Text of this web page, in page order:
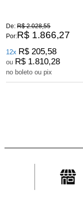
De: R$ 2.028,55
Por:R$ 1.866,27
12x R$ 205,58
ou R$ 1.810,28
no boleto ou pix